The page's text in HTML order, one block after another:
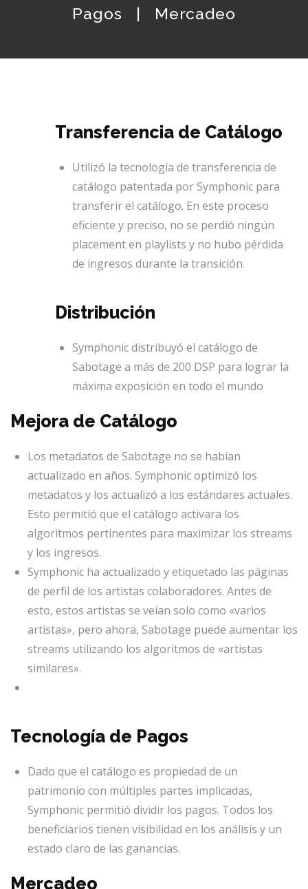
Pagos | Mercadeo
Transferencia de Catálogo
Utilizó la tecnología de transferencia de
catálogo patentada por Symphonic para
transferir el catálogo. En este proceso
eficiente y preciso, no se perdió ningún
placement en playlists y no hubo pérdida
de ingresos durante la transición.
Distribución
Symphonic distribuyó el catálogo de
Sabotage a más de 200 DSP para lograr la
máxima exposición en todo el mundo
Mejora de Catálogo
Los metadatos de Sabotage no se habían
actualizado en años. Symphonic optimizó los
metadatos y los actualizó a los estándares actuales.
Esto permitió que el catálogo activara los
algoritmos pertinentes para maximizar los streams
y los ingresos.
Symphonic ha actualizado y etiquetado las páginas
de perfil de los artistas colaboradores. Antes de
esto, estos artistas se veían solo como «varios
artistas», pero ahora, Sabotage puede aumentar los
streams utilizando los algoritmos de «artistas
similares».
Tecnología de Pagos
Dado que el catálogo es propiedad de un
patrimonio con múltiples partes implicadas,
Symphonic permitió dividir los pagos. Todos los
beneficiarios tienen visibilidad en los análisis y un
estado claro de las ganancias.
Mercadeo